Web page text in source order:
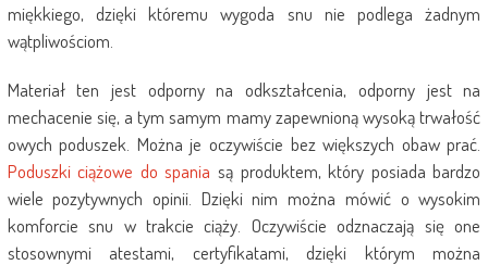
miękkiego, dzięki któremu wygoda snu nie podlega żadnym
wątpliwościom.
Materiał ten jest odporny na odkształcenia, odporny jest na
mechacenie się, a tym samym mamy zapewnioną wysoką trwałość
owych poduszek. Można je oczywiście bez większych obaw prać.
Poduszki ciążowe do spania są produktem, który posiada bardzo
wiele pozytywnych opinii. Dzięki nim można mówić o wysokim
komforcie snu w trakcie ciąży. Oczywiście odznaczają się one
stosownymi atestami, certyfikatami, dzięki którym można